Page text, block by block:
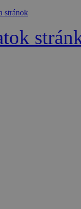
stránok